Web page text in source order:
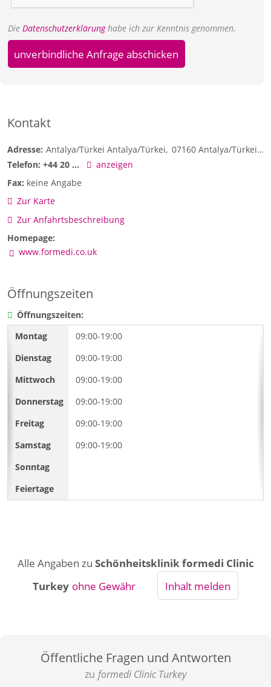
Die Datenschutzerklärunghabe ich zur Kenntnis genommen.
unverbindliche Anfrage abschicken
Kontakt
Adresse: Antalya/Türkei Antalya/Türkei 07160 Antalya/Türkei
Telefon: +44 20 ...
anzeigen
Fax: keine Angabe
Zur Karte
Zur Anfahrtsbeschreibung
Homepage:
www.formedi.co.uk
Öffnungszeiten
Öffnungszeiten:
09:00-19:00
09:00-19:00
09:00-19:00
09:00-19:00
09:00-19:00
09:00-19:00
Alle Angaben zu Schönheitsklinik formedi Clinic
Turkey ohne Gewähr Inhalt melden
Öffentliche Fragen und Antworten
zu formedi Clinic Turkey